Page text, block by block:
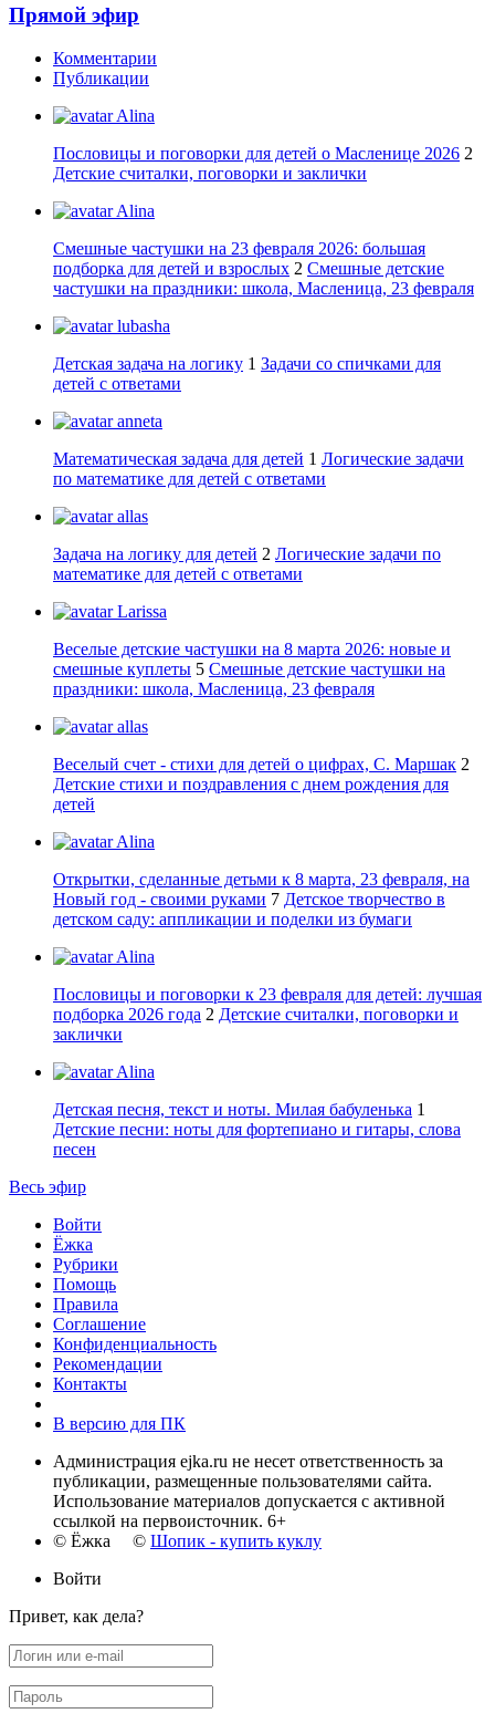
Прямой эфир
Комментарии
Публикации
Alina
Пословицы и поговорки для детей о Масленице 2026 2
Детские считалки, поговорки и заклички
Alina
Смешные частушки на 23 февраля 2026: большая
подборка для детей и взрослых 2 Смешные детские
частушки на праздники: школа, Масленица, 23 февраля
lubasha
Детская задача на логику 1 Задачи со спичками для
детей с ответами
anneta
Математическая задача для детей 1 Логические задачи
по математике для детей с ответами
allas
Задача на логику для детей 2 Логические задачи по
математике для детей с ответами
Larissa
Веселые детские частушки на 8 марта 2026: новые и
смешные куплеты 5 Смешные детские частушки на
праздники: школа, Масленица, 23 февраля
allas
Веселый счет - стихи для детей о цифрах, С. Маршак 2
Детские стихи и поздравления с днем рождения для
детей
Alina
Открытки, сделанные детьми к 8 марта, 23 февраля, на
Новый год - своими руками 7 Детское творчество в
детском саду: аппликации и поделки из бумаги
Alina
Пословицы и поговорки к 23 февраля для детей: лучшая
подборка 2026 года 2 Детские считалки, поговорки и
заклички
Alina
Детская песня, текст и ноты. Милая бабуленька 1
Детские песни: ноты для фортепиано и гитары, слова
песен
Весь эфир
Войти
Ёжка
Рубрики
Помощь
Правила
Соглашение
Конфиденциальность
Рекомендации
Контакты
В версию для ПК
Администрация ejka.ru не несет ответственность за
публикации, размещенные пользователями сайта.
Использование материалов допускается с активной
ссылкой на первоисточник. 6+
© Ёжка © Шопик - купить куклу
Войти
Привет, как дела?